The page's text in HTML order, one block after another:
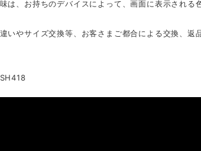
は、お持ちのデバイスによって、画面に表示される
いやサイズ交換等、お客さまご都合による交換、返